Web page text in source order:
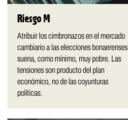
Riesgo M
Atribuir los cimbronazos en el mercado
cambiario a las elecciones bonaerenses
suena, como mínimo, muy pobre. Las
tensiones son producto del plan
económico, no de las coyunturas
políticas.